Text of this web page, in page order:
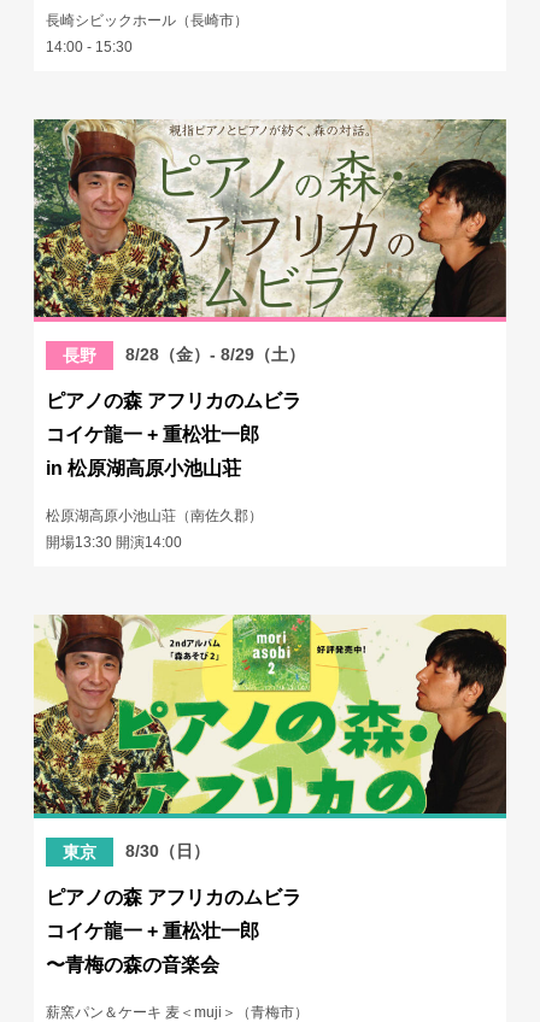
長崎シビックホール（長崎市）
14:00 - 15:30
長野 8/28（金）- 8/29（土）
ピアノの森 アフリカのムビラ
コイケ龍一 + 重松壮一郎
in 松原湖高原小池山荘
松原湖高原小池山荘（南佐久郡）
開場13:30 開演14:00
東京 8/30（日）
ピアノの森 アフリカのムビラ
コイケ龍一 + 重松壮一郎
〜青梅の森の音楽会
薪窯パン＆ケーキ 麦＜muji＞（青梅市）